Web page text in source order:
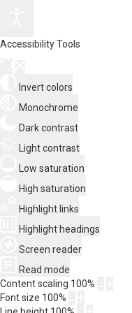
Accessibility Tools
Invert colors
Monochrome
Dark contrast
Light contrast
Low saturation
High saturation
Highlight links
Highlight headings
Screen reader
Read mode
Content scaling 100%
Font size 100%